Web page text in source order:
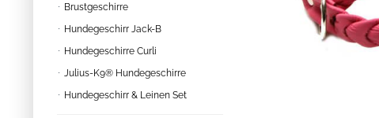
Brustgeschirre
Hundegeschirr Jack-B
Hundegeschirre Curli
Julius-K9® Hundegeschirre
Hundegeschirr & Leinen Set